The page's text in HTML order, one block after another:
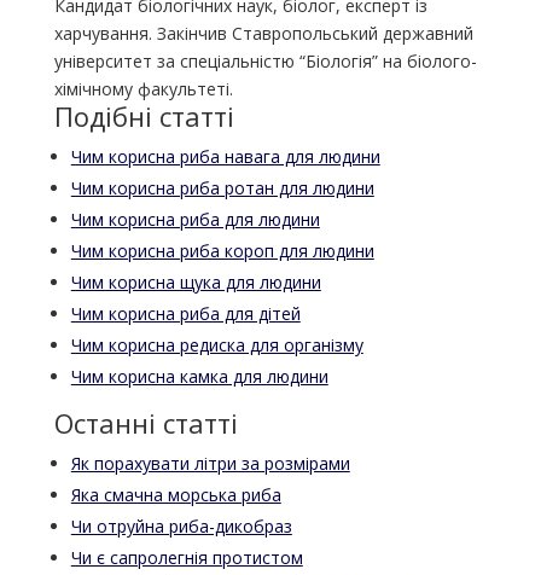
Кандидат біологічних наук, біолог, експерт із
харчування. Закінчив Ставропольський державний
університет за спеціальністю “Біологія” на біолого-
хімічному факультеті.
Подібні статті
Чим корисна риба навага для людини
Чим корисна риба ротан для людини
Чим корисна риба для людини
Чим корисна риба короп для людини
Чим корисна щука для людини
Чим корисна риба для дітей
Чим корисна редиска для організму
Чим корисна камка для людини
Останні статті
Як порахувати літри за розмірами
Яка смачна морська риба
Чи отруйна риба-дикобраз
Чи є сапролегнія протистом